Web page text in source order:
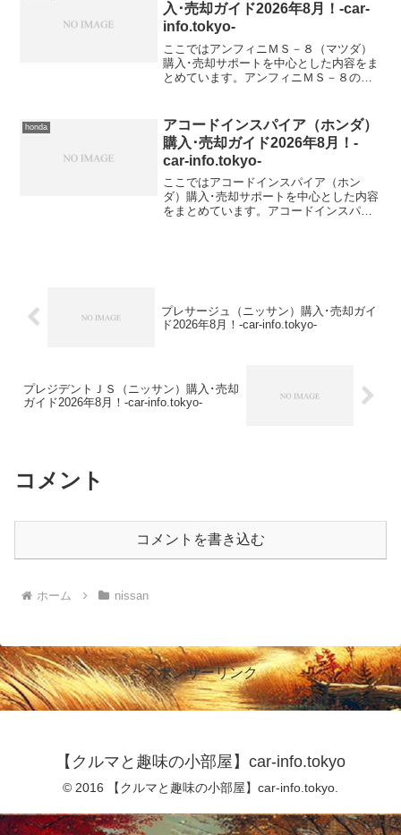
入･売却ガイド2026年8月！-car-
info.tokyo-
ここではアンフィニＭＳ－８（マツダ）
購入･売却サポートを中心とした内容をま
とめています。アンフィニＭＳ－８の値
（H7）】E-MBEP【1995年式（H7）】E-
M...
honda
アコードインスパイア（ホンダ）
購入･売却ガイド2026年8月！-
car-info.tokyo-
ここではアコードインスパイア（ホン
ダ）購入･売却サポートを中心とした内容
をまとめています。アコードインスパイ
プレサージュ（ニッサン）購入･売却ガイ
ド2026年8月！-car-info.tokyo-
プレジデントＪＳ（ニッサン）購入･売却
ガイド2026年8月！-car-info.tokyo-
コメント
コメントを書き込む
ホーム nissan
スポンサーリンク
【クルマと趣味の小部屋】car-info.tokyo
© 2016 【クルマと趣味の小部屋】car-info.tokyo.